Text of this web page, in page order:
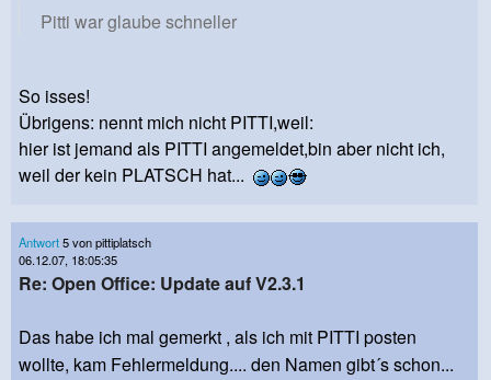
Pitti war glaube schneller
So isses!
Übrigens: nennt mich nicht PITTI,weil:
hier ist jemand als PITTI angemeldet,bin aber nicht ich,
weil der kein PLATSCH hat...
Antwort5 von pittiplatsch
06.12.07, 18:05:35
Re: Open Office: Update auf V2.3.1
Das habe ich mal gemerkt , als ich mit PITTI posten
wollte, kam Fehlermeldung.... den Namen gibt´s schon...